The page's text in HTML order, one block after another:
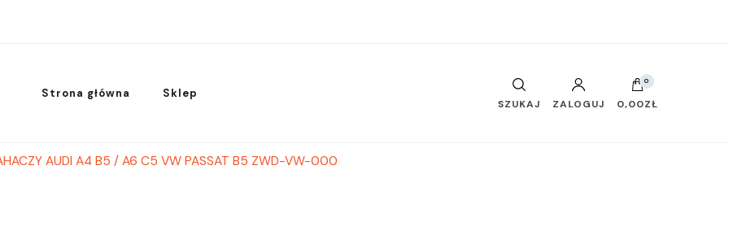
Strona główna Sklep
SZUKAJ ZALOGUJ
0
0,00ZŁ
AUDI A4 B5 / A6 C5 VW PASSAT B5 ZWD-VW-000